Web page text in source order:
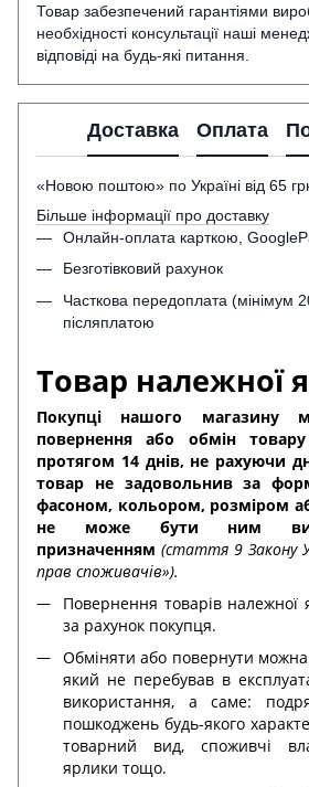
Товар забезпечений гарантіями
необхідності консультації наші
відповіді на будь-які питання.
Доставка Оплата
«Новою поштою» по Україні від 65
Більше інформації про доставку
Онлайн-оплата карткою,
Безготівковий рахунок
Часткова передоплата (мінімум
післяплатою
Товар належної
Покупці нашого магазину
повернення або обмін
протягом 14 днів, не рахуючи
товар не задовольнив за
фасоном, кольором, розміром
не може бути ним
призначенням (стаття 9 Закону
прав споживачів»).
Повернення товарів належної
за рахунок покупця.
Обміняти або повернути
який не перебував в
використання, а саме:
пошкоджень будь-якого
товарний вид, споживчі
ярлики тощо.